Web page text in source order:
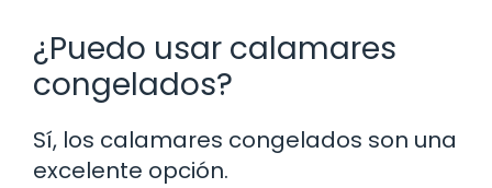
¿Puedo usar calamares
congelados?
Sí, los calamares congelados son una
excelente opción.